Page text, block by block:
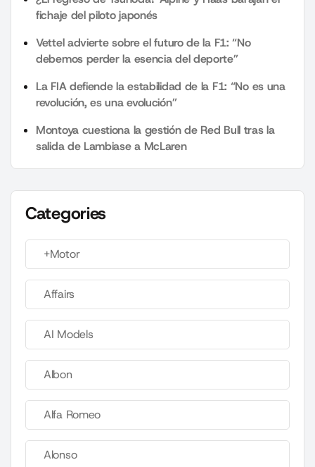
fichaje del piloto japonés
Vettel advierte sobre el futuro de la F1: “No
debemos perder la esencia del deporte”
La FIA defiende la estabilidad de la F1: “No es una
revolución, es una evolución”
Montoya cuestiona la gestión de Red Bull tras la
salida de Lambiase a McLaren
Categories
+Motor
Affairs
AI Models
Albon
Alfa Romeo
Alonso